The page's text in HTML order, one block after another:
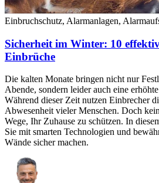
Einbruchschutz, Alarmanlagen,
Sicherheit im Winter: 10
Einbrüche
Die kalten Monate bringen nicht nur
Abende, sondern leider auch eine
Während dieser Zeit nutzen Einbrecher
Abwesenheit vieler Menschen. Doch
Wege, Ihr Zuhause zu schützen. In
Sie mit smarten Technologien und
Wände sicher machen.